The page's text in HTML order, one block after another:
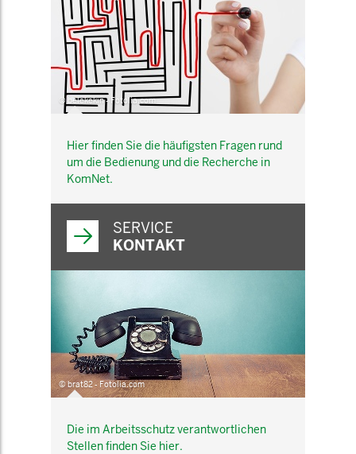
© belekekin - Fotolia.com
Hier finden Sie die häufigsten Fragen rund
um die Bedienung und die Recherche in
KomNet.
SERVICE
KONTAKT
© brat82 - Fotolia.com
Die im Arbeitsschutz verantwortlichen
Stellen finden Sie hier.